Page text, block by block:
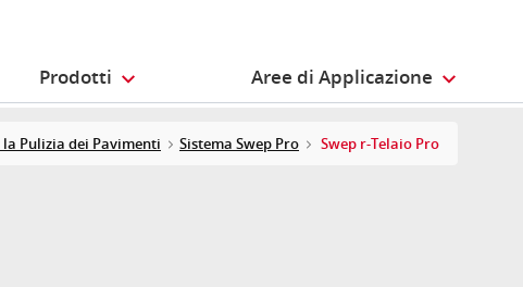
Prodotti Aree di Applicazione
Pulizia dei Pavimenti Sistema Swep Pro Swep r-Telaio Pro